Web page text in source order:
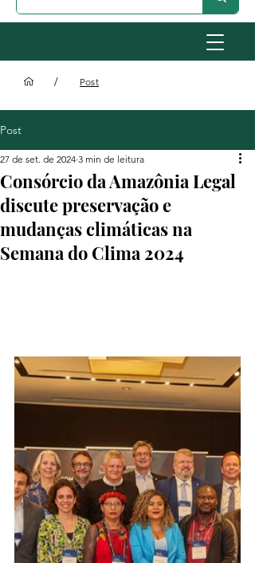
/ Post
Post
Consórcio da Amazônia Legal
discute preservação e
mudanças climáticas na
Semana do Clima 2024
27 de set. de 2024 3 min de leitura